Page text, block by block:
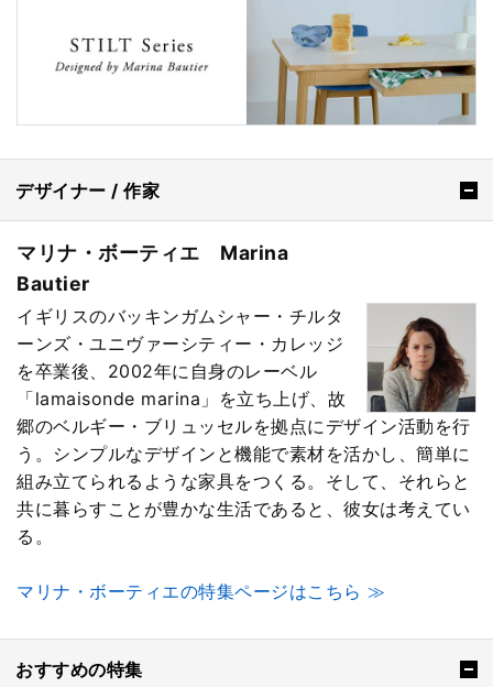
デザイナー / 作家
マリナ・ボーティエ Marina
Bautier
イギリスのバッキンガムシャー・チルタ
ーンズ・ユニヴァーシティー・カレッジ
を卒業後、2002年に自身のレーベル
「lamaisonde marina」を立ち上げ、故
郷のベルギー・ブリュッセルを拠点にデザイン活動を行
う。シンプルなデザインと機能で素材を活かし、簡単に
組み立てられるような家具をつくる。そして、それらと
共に暮らすことが豊かな生活であると、彼女は考えてい
る。
マリナ・ボーティエの特集ページはこちら ≫
おすすめの特集